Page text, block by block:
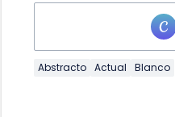
Abstracto Actual Blanco